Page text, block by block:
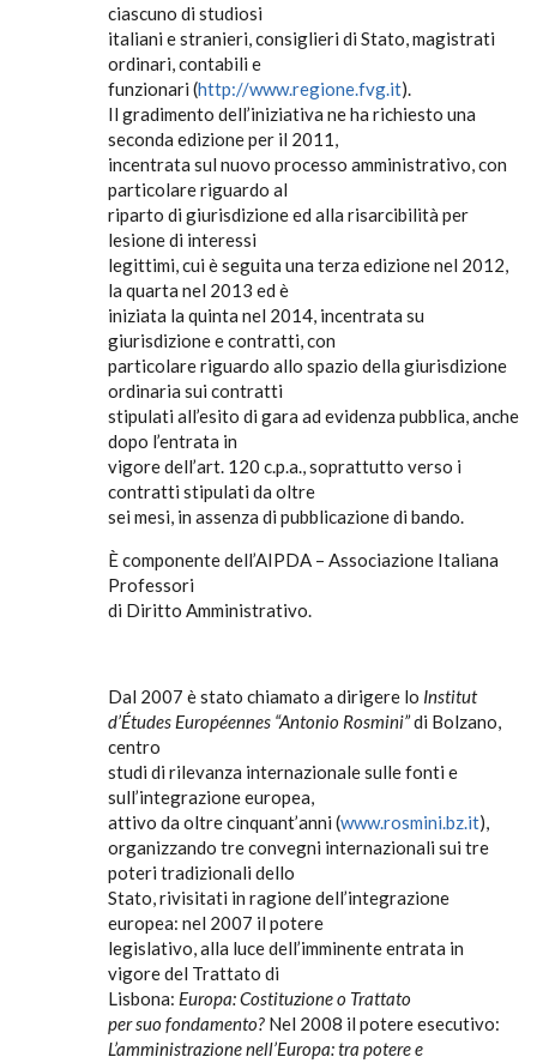
ciascuno di studiosi
italiani e stranieri, consiglieri di Stato, magistrati
ordinari, contabili e
funzionari (http://www.regione.fvg.it).
Il gradimento dell’iniziativa ne ha richiesto una
seconda edizione per il 2011,
incentrata sul nuovo processo amministrativo, con
particolare riguardo al
riparto di giurisdizione ed alla risarcibilità per
lesione di interessi
legittimi, cui è seguita una terza edizione nel 2012,
la quarta nel 2013 ed è
iniziata la quinta nel 2014, incentrata su
giurisdizione e contratti, con
particolare riguardo allo spazio della giurisdizione
ordinaria sui contratti
stipulati all’esito di gara ad evidenza pubblica, anche
dopo l’entrata in
vigore dell’art. 120 c.p.a., soprattutto verso i
contratti stipulati da oltre
sei mesi, in assenza di pubblicazione di bando.
È componente dell’AIPDA – Associazione Italiana
Professori
di Diritto Amministrativo.
Dal 2007 è stato chiamato a dirigere lo Institut
d’Études Européennes “Antonio Rosmini”di Bolzano,
centro
studi di rilevanza internazionale sulle fonti e
sull’integrazione europea,
attivo da oltre cinquant’anni (www.rosmini.bz.it),
organizzando tre convegni internazionali sui tre
poteri tradizionali dello
Stato, rivisitati in ragione dell’integrazione
europea: nel 2007 il potere
legislativo, alla luce dell’imminente entrata in
vigore del Trattato di
Lisbona: Europa: Costituzione o Trattato
per suo fondamento? Nel 2008 il potere esecutivo:
L’amministrazione nell’Europa: tra potere e